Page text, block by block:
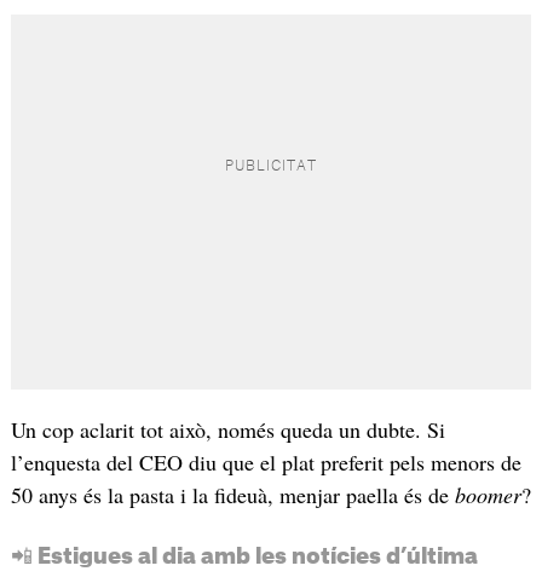
Un cop aclarit tot això, només queda un dubte. Si
l’enquesta del CEO diu que el plat preferit pels menors de
50 anys és la pasta i la fideuà, menjar paella és de boomer?
📲 Estigues al dia amb les notícies d’última